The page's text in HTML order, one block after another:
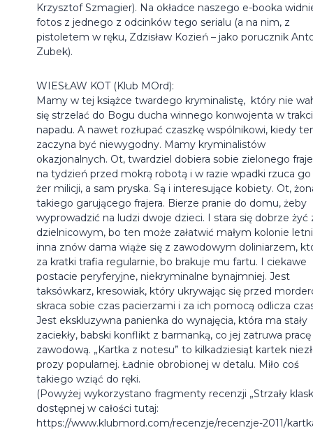
Krzysztof Szmagier). Na okładce naszego e-booka
fotos z jednego z odcinków tego serialu (a na nim, z
pistoletem w ręku, Zdzisław Kozień – jako porucznik
Zubek).
WIESŁAW KOT (Klub MOrd):
Mamy w tej książce twardego kryminalistę, który nie
się strzelać do Bogu ducha winnego konwojenta w
napadu. A nawet rozłupać czaszkę wspólnikowi, kiedy
zaczyna być niewygodny. Mamy kryminalistów
okazjonalnych. Ot, twardziel dobiera sobie zielonego
na tydzień przed mokrą robotą i w razie wpadki rzuca go
żer milicji, a sam pryska. Są i interesujące kobiety. Ot,
takiego garującego frajera. Bierze pranie do domu, żeby
wyprowadzić na ludzi dwoje dzieci. I stara się dobrze żyć
dzielnicowym, bo ten może załatwić małym kolonie
inna znów dama wiąże się z zawodowym doliniarzem,
za kratki trafia regularnie, bo brakuje mu fartu. I ciekawe
postacie peryferyjne, niekryminalne bynajmniej. Jest
taksówkarz, kresowiak, który ukrywając się przed
skraca sobie czas pacierzami i za ich pomocą odlicza
Jest ekskluzywna panienka do wynajęcia, która ma stały
zaciekły, babski konflikt z barmanką, co jej zatruwa pracę
zawodową. „Kartka z notesu” to kilkadziesiąt kartek
prozy popularnej. Ładnie obrobionej w detalu. Miło coś
takiego wziąć do ręki.
(Powyżej wykorzystano fragmenty recenzji „Strzały
dostępnej w całości tutaj:
https://www.klubmord.com/recenzje/recenzje-2011/